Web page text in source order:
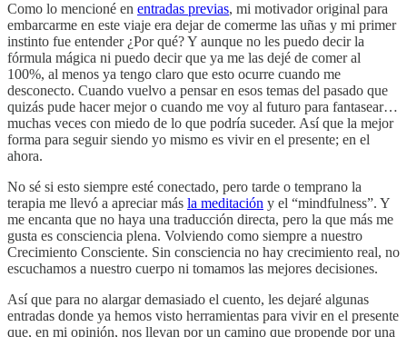
Como lo mencioné en entradas previas, mi motivador original para
embarcarme en este viaje era dejar de comerme las uñas y mi primer
instinto fue entender ¿Por qué? Y aunque no les puedo decir la
fórmula mágica ni puedo decir que ya me las dejé de comer al
100%, al menos ya tengo claro que esto ocurre cuando me
desconecto. Cuando vuelvo a pensar en esos temas del pasado que
quizás pude hacer mejor o cuando me voy al futuro para fantasear…
muchas veces con miedo de lo que podría suceder. Así que la mejor
forma para seguir siendo yo mismo es vivir en el presente; en el
ahora.
No sé si esto siempre esté conectado, pero tarde o temprano la
terapia me llevó a apreciar más la meditación y el “mindfulness”. Y
me encanta que no haya una traducción directa, pero la que más me
gusta es consciencia plena. Volviendo como siempre a nuestro
Crecimiento Consciente. Sin consciencia no hay crecimiento real, no
escuchamos a nuestro cuerpo ni tomamos las mejores decisiones.
Así que para no alargar demasiado el cuento, les dejaré algunas
entradas donde ya hemos visto herramientas para vivir en el presente
que, en mi opinión, nos llevan por un camino que propende por una